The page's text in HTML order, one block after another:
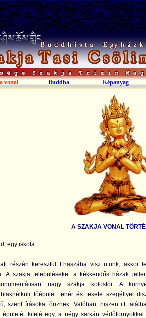
vonal Buddha Képanyag
A SZAKJA VONAL
egy iskola
részén keresztül Lhaszába visz utunk, akkor
A szakja településeket a kékkendős házak
nagy szakja kolostor. A
főépület fehér és fekete szegéllyel
szent írásokat őriznek. Valóban, hiszen itt
épületét kifelé egy, a négy sarkán védőtornyokkal